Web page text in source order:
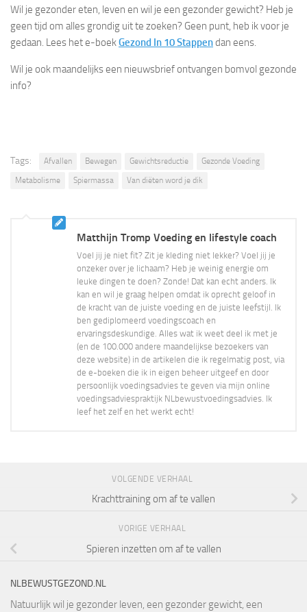
Wil je gezonder eten, leven en wil je een gezonder gewicht? Heb je
geen tijd om alles grondig uit te zoeken? Geen punt, heb ik voor je
gedaan. Lees het e-boekGezond In 10 Stappendan eens.
Wil je ook maandelijks een nieuwsbrief ontvangen bomvol gezonde
info?
Tags: Afvallen Bewegen Gewichtsreductie
Gezonde Voeding
Metabolisme
Spiermassa Van diëten word je dik
Matthijn Tromp Voeding en lifestyle coach
Voel jij je niet fit? Zit je kleding niet lekker? Voel jij je
onzeker over je lichaam? Heb je weinig energie om
leuke dingen te doen? Zonde! Dat kan echt anders. Ik
kan en wil je graag helpen omdat ik oprecht geloof in
de kracht van de juiste voeding en de juiste leefstijl. Ik
ben gediplomeerd voedingscoach en
ervaringsdeskundige. Alles wat ik weet deel ik met je
(en de 100.000 andere maandelijkse bezoekers van
deze website) in de artikelen die ik regelmatig post, via
de e-boeken die ik in eigen beheer uitgeef en door
persoonlijk voedingsadvies te geven via mijn online
voedingsadviespraktijk NLbewustvoedingsadvies. Ik
leef het zelf en het werkt echt!
VOLGENDE VERHAAL
Krachttraining om af te vallen
VORIGE VERHAAL
Spieren inzetten om af te vallen
NLBEWUSTGEZOND.NL
Natuurlijk wil je gezonder leven, een gezonder gewicht, een